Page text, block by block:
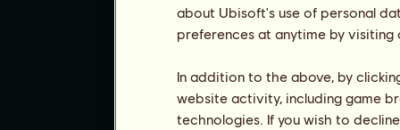
about Ubisoft's use of personal
preferences at anytime by
In addition to the above, by
website activity, including game
technologies. If you wish to